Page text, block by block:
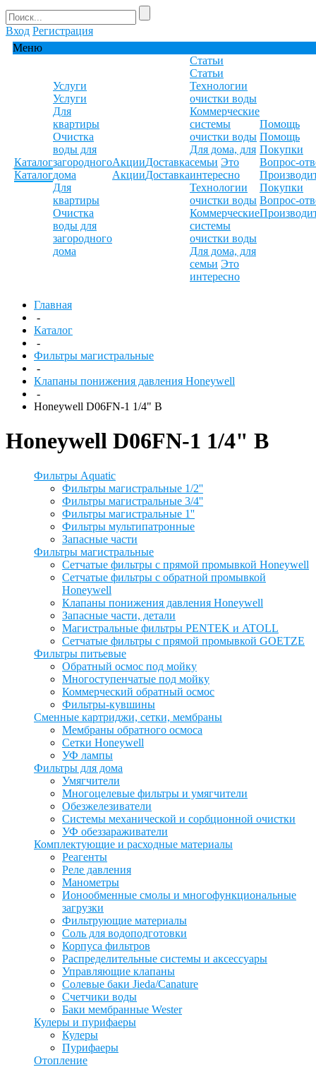
Вход Регистрация
Меню
Каталог
Каталог
Услуги
Услуги
Для
квартиры
Очистка
воды для
загородного
дома
Для
квартиры
Очистка
воды для
загородного
дома
Акции
Акции
Доставка
Доставка
Статьи
Статьи
Технологии
очистки воды
Коммерческие
системы
очистки воды
Для дома, для
семьи Это
интересно
Технологии
очистки воды
Коммерческие
системы
очистки воды
Для дома, для
семьи Это
интересно
Помощь
Помощь
Покупки
Вопрос-
Покупки
Вопрос-
Главная
-
Каталог
-
Фильтры магистральные
-
Клапаны понижения давления Honeywell
-
Honeywell D06FN-1 1/4" B
Honeywell D06FN-1 1/4" B
Фильтры Aquatic
Фильтры магистральные 1/2''
Фильтры магистральные 3/4''
Фильтры магистральные 1''
Фильтры мультипатронные
Запасные части
Фильтры магистральные
Сетчатые фильтры с прямой промывкой Honeywell
Сетчатые фильтры с обратной промывкой
Honeywell
Клапаны понижения давления Honeywell
Запасные части, детали
Магистральные фильтры PENTEK и ATOLL
Сетчатые фильтры с прямой промывкой GOETZE
Фильтры питьевые
Обратный осмос под мойку
Многоступенчатые под мойку
Коммерческий обратный осмос
Фильтры-кувшины
Сменные картриджи, сетки, мембраны
Мембраны обратного осмоса
Сетки Honeywell
УФ лампы
Фильтры для дома
Умягчители
Многоцелевые фильтры и умягчители
Обезжелезиватели
Системы механической и сорбционной очистки
УФ обеззараживатели
Комплектующие и расходные материалы
Реагенты
Реле давления
Манометры
Ионообменные смолы и многофункциональные
загрузки
Фильтрующие материалы
Соль для водоподготовки
Корпуса фильтров
Распределительные системы и аксессуары
Управляющие клапаны
Солевые баки Jieda/Canature
Счетчики воды
Баки мембранные Wester
Кулеры и пурифаеры
Кулеры
Пурифаеры
Отопление